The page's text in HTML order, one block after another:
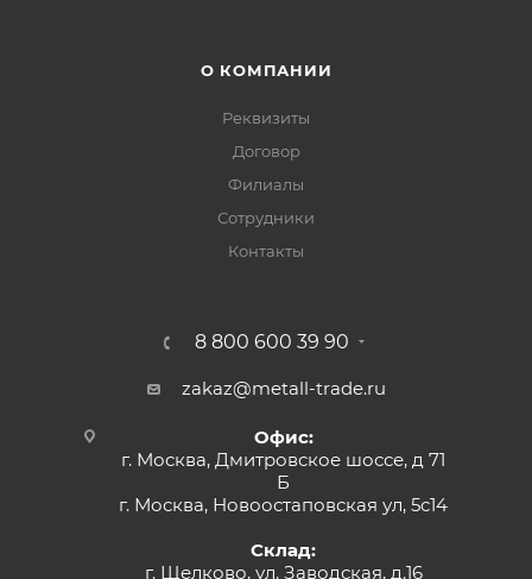
О КОМПАНИИ
Реквизиты
Договор
Филиалы
Сотрудники
Контакты
8 800 600 39 90
zakaz@metall-trade.ru
Офис:
г. Москва, Дмитровское шоссе, д 71
Б
г. Москва, Новоостаповская ул, 5с14
Склад:
г. Щелково, ул. Заводская, д.16